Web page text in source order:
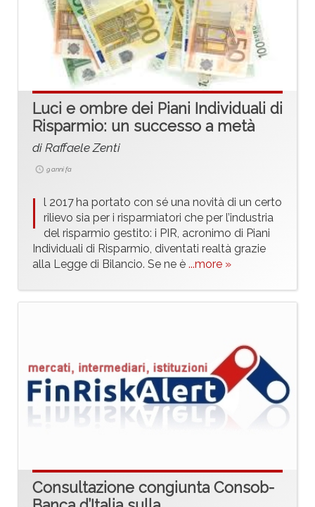
Luci e ombre dei Piani Individuali di
Risparmio: un successo a metà
di Raffaele Zenti
9 anni fa
I
l 2017 ha portato con sé una novità di un certo
rilievo sia per i risparmiatori che per l’industria
del risparmio gestito: i PIR, acronimo di Piani
Individuali di Risparmio, diventati realtà grazie
alla Legge di Bilancio. Se ne è ...more »
Consultazione congiunta Consob-